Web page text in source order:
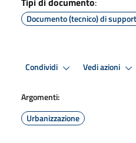
Documento (tecnico) di
Condividi Vedi azioni
Argomenti:
Urbanizzazione